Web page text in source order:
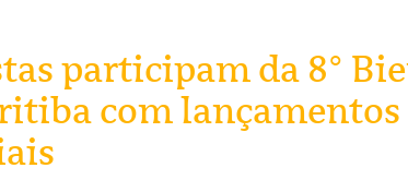
participam da 8°
com lançamentos